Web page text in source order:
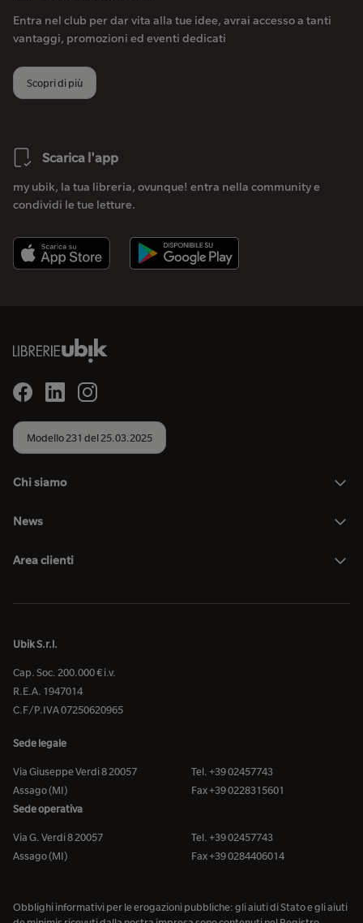
Entra nel club per dar vita alla tue idee, avrai accesso a tanti
vantaggi, promozioni ed eventi dedicati
Scopri di più
Scarica l'app
my ubik, la tua libreria, ovunque! entra nella community e
condividi le tue letture.
Modello 231 del 25.03.2025
Chi siamo
News
Area clienti
Ubik S.r.l.
Cap. Soc. 200.000 € i.v.
R.E.A. 1947014
C.F/P.IVA 07250620965
Sede legale
Via Giuseppe Verdi 8 20057
Assago (MI)
Tel. +39 02457743
Fax +39 0228315601
Sede operativa
Via G. Verdi 8 20057
Assago (MI)
Tel. +39 02457743
Fax +39 0284406014
Obblighi informativi per le erogazioni pubbliche: gli aiuti di Stato e gli aiuti